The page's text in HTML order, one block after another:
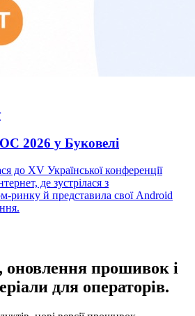
2026 у Буковелі
до XV Української конференції
де зустрілася з
ринку й представила свої Android
оновлення прошивок і
для операторів.